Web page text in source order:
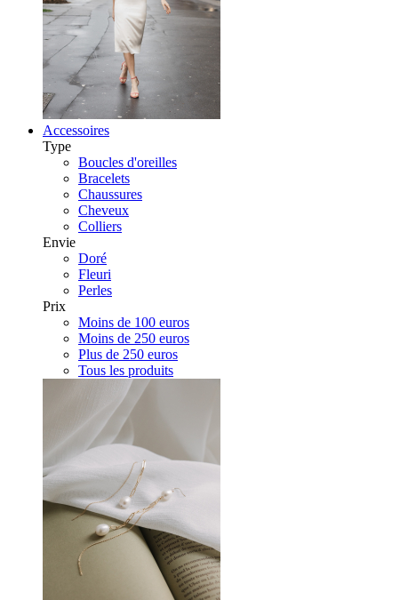
Accessoires
Type
Boucles d'oreilles
Bracelets
Chaussures
Cheveux
Colliers
Envie
Doré
Fleuri
Perles
Prix
Moins de 100 euros
Moins de 250 euros
Plus de 250 euros
Tous les produits